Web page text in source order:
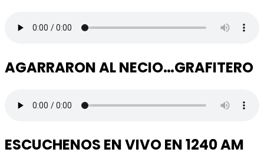
AGARRARON AL NECIO…GRAFITERO
ESCUCHENOS EN VIVO EN 1240 AM